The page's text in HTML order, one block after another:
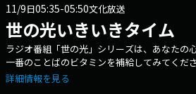
11/9日05:35-05:50文化放送
世の光いきいきタイム
ラジオ番組「世の光」シリーズは、あなたの
一番のことばのビタミンを補給してみて
X（旧Twitter）アカウントは「@joqrpr」 文
詳細情報を見る